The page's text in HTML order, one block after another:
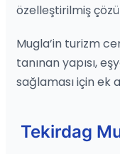
özelleştirilmiş
Mugla’in turizm
tanınan yapısı,
sağlaması için ek
Tekirdag